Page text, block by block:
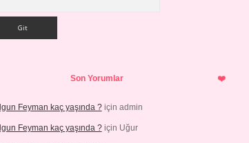
Son Yorumlar
Feyman kaç yaşında ?için admin
Feyman kaç yaşında ?için Uğur